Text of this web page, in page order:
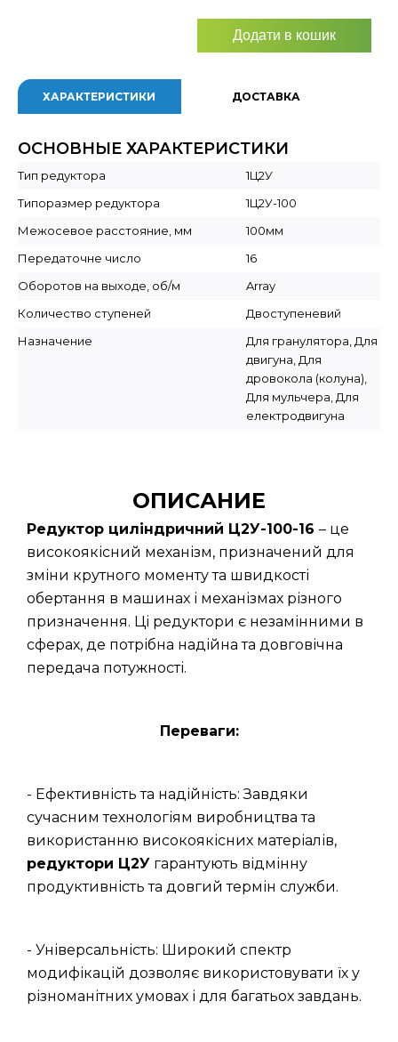
Додати в кошик
ХАРАКТЕРИСТИКИ ДОСТАВКА
ОСНОВНЫЕ ХАРАКТЕРИСТИКИ
Тип редуктора
1Ц2У
Типоразмер редуктора
1Ц2У-100
Межосевое расстояние, мм
100мм
Передаточне число
16
Оборотов на выходе, об/м
Array
Количество ступеней
Двоступеневий
Назначение
Для гранулятора, Для
двигуна, Для
дровокола (колуна),
Для мульчера, Для
електродвигуна
ОПИСАНИЕ
Редуктор циліндричний Ц2У-100-16 – це
високоякісний механізм, призначений для
зміни крутного моменту та швидкості
обертання в машинах і механізмах різного
призначення. Ці редуктори є незамінними в
сферах, де потрібна надійна та довговічна
передача потужності.
Переваги:
- Ефективність та надійність: Завдяки
сучасним технологіям виробництва та
використанню високоякісних матеріалів,
редуктори Ц2У гарантують відмінну
продуктивність та довгий термін служби.
- Універсальність: Широкий спектр
модифікацій дозволяє використовувати їх у
різноманітних умовах і для багатьох завдань.